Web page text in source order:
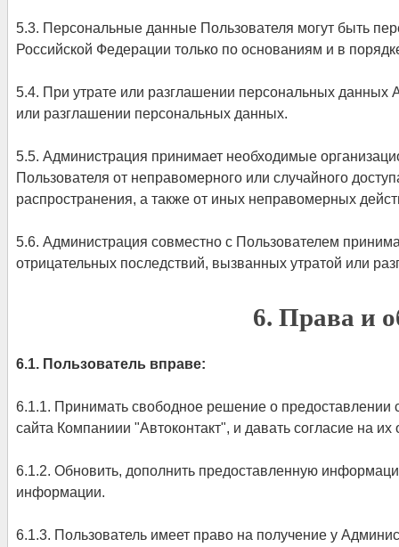
5.3. Персональные данные Пользователя могут быть
Российской Федерации только по основаниям и в
5.4. При утрате или разглашении персональных
или разглашении персональных данных.
5.5. Администрация принимает необходимые
Пользователя от неправомерного или случайного
распространения, а также от иных неправомерных
5.6. Администрация совместно с Пользователем
отрицательных последствий, вызванных утратой или
6. Права и
6.1. Пользователь вправе:
6.1.1. Принимать свободное решение о
сайта Компаниии "Автоконтакт", и давать согласие на их
6.1.2. Обновить, дополнить предоставленную
информации.
6.1.3. Пользователь имеет право на получение у